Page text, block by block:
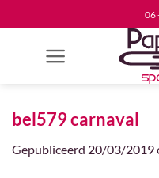
naar
06
bel579 carnaval
Gepubliceerd 20/03/2019